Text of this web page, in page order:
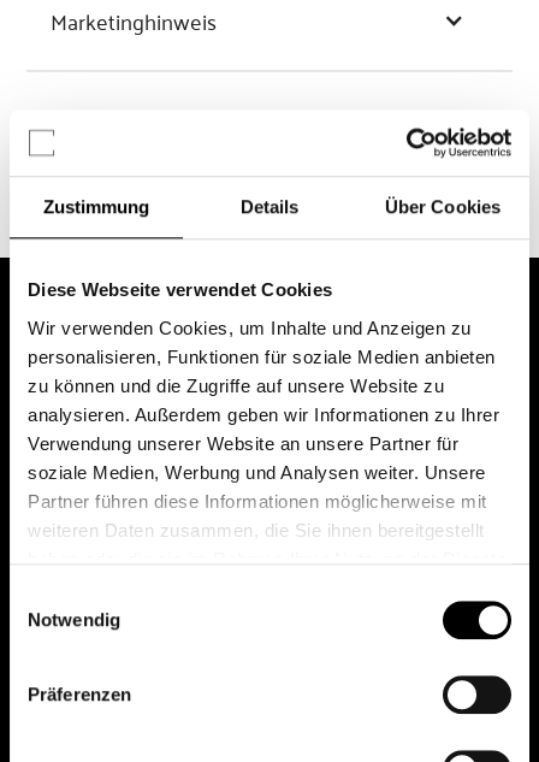
Zustimmung Details Über Cookies
Diese Webseite verwendet Cookies
Wir verwenden Cookies, um Inhalte und Anzeigen zu
personalisieren, Funktionen für soziale Medien anbieten
zu können und die Zugriffe auf unsere Website zu
analysieren. Außerdem geben wir Informationen zu Ihrer
Verwendung unserer Website an unsere Partner für
soziale Medien, Werbung und Analysen weiter. Unsere
Partner führen diese Informationen möglicherweise mit
weiteren Daten zusammen, die Sie ihnen bereitgestellt
Notwendig
Präferenzen
Marketinghinweis
Chancen & Risiken
Das erste Depot in Österreich mit 0€ Kontoführung,
0€ Ausgabeaufschlag und 0€ Depotgebühren bei
© 2026 FondsDepot AT